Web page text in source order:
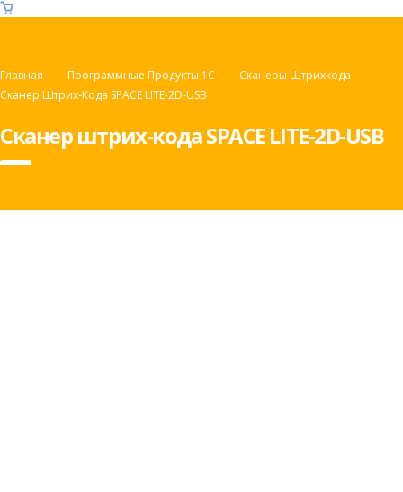
Главная Программные Продукты 1С
Сканеры Штрихкода
Сканер Штрих-Кода SPACE LITE-2D-USB
Сканер штрих-кода SPACE LITE-2D-USB